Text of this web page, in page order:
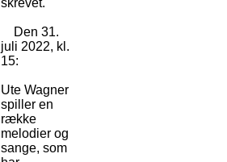
skrevet. ´
Den 31.
juli 2022, kl.
15:
Ute Wagner
spiller en
række
melodier og
sange, som